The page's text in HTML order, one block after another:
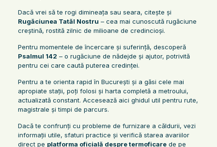
Dacă vrei să te rogi dimineața sau seara, citește și
Rugăciunea Tatăl Nostru – cea mai cunoscută rugăciune
creștină, rostită zilnic de milioane de credincioși.
Pentru momentele de încercare și suferință, descoperă
Psalmul 142 – o rugăciune de nădejde și ajutor, potrivită
pentru cei care caută puterea credinței.
Pentru a te orienta rapid în București și a găsi cele mai
apropiate stații, poți folosi și harta completă a metroului,
actualizată constant. Accesează aici ghidul util pentru rute,
magistrale și timpi de parcurs.
Dacă te confrunți cu probleme de furnizare a căldurii, vezi
informații utile, sfaturi practice și verifică starea avariilor
direct pe platforma oficială despre termoficarede pe